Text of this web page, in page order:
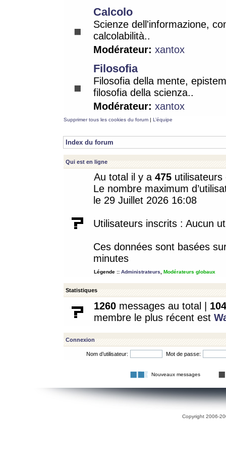
Calcolo
Scienze dell'informazione,
calcolabilità..
Modérateur: xantox
Filosofia
Filosofia della mente,
filosofia della scienza..
Modérateur: xantox
Supprimer tous les cookies du forum | L’équipe
Index du forum
Qui est en ligne
Au total il y a 475
Le nombre maximum
le 29 Juillet 2026 16:08
Utilisateurs inscrits : Aucun
Ces données sont basées
minutes
Légende :: Administrateurs Modérateurs globaux
Statistiques
1260 messages au total | 104
membre le plus récent est
Connexion
Nom d’utilisateur: Mot de passe:
Nouveaux messages
Copyright 2006-